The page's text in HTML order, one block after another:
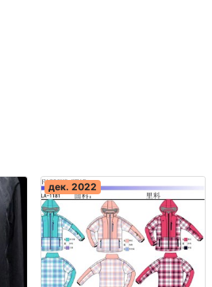
дек. 2022